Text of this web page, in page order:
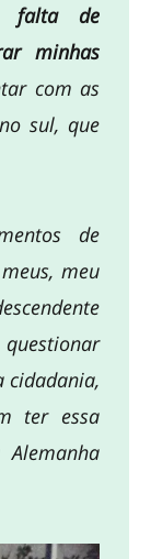
falta de
minhas
com as
sul, que
de
meu
cidadania,
ter essa